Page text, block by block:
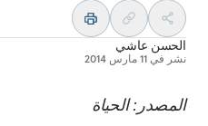
الحسن عاشي
نشر في 11 مارس 2014
المصدر: الحياة